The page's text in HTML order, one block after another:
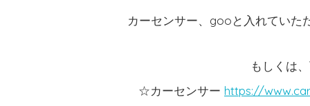
カーセンサー、gooと入れてい
もしくは
☆カーセンサー https://